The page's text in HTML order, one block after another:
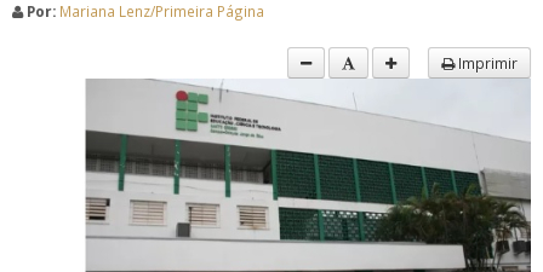
Por: Mariana Lenz/Primeira Página
Imprimir